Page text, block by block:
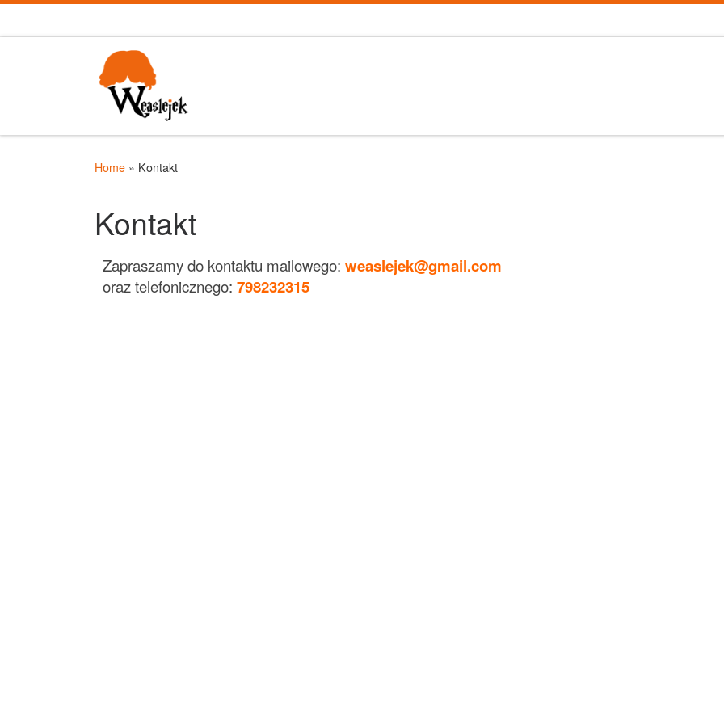
Home » Kontakt
Kontakt
Zapraszamy do kontaktu mailowego: weaslejek@gmail.com
oraz telefonicznego: 798232315